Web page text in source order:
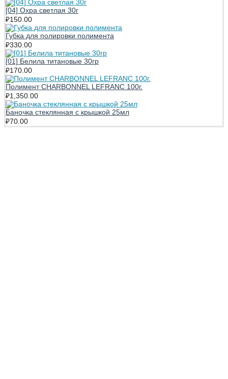
[04] Охра светлая 30г
₽150.00
Губка для полировки полимента
₽330.00
[01] Белила титановые 30гр
₽170.00
Полимент CHARBONNEL LEFRANC 100г.
₽1,350.00
Баночка стеклянная с крышкой 25мл
₽70.00